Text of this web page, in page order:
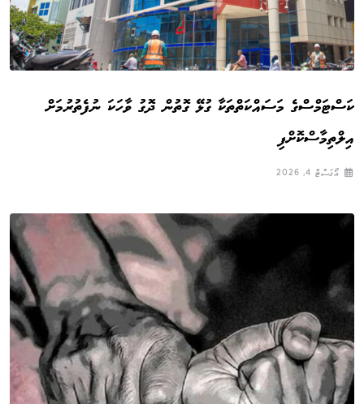
ކަސްޓަމްސްގެ މަސައްކަތްތަކާ ގުޅޭ ގޮތުން ދޮގު ވާހަކަ ނުފެތުރުމަށް
އިލްތިމާސްކޮށްފި
އޯގަސްޓް 4, 2026